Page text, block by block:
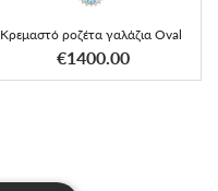
Κρεμαστό ροζέτα γαλάζια Oval
€1400.00